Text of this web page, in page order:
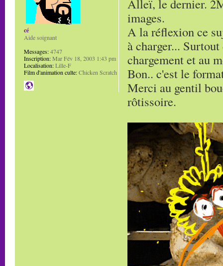
Alleï, le dernier.
images.
A la réflexion ce
à charger...
chargement et au
Bon.. c'est le
Merci au gentil
rôtissoire.
cé
Aide soignant
Messages:4747
Inscription:Mar Fév 18, 2003 1:43 pm
Localisation:Lille-F
Film d'animation culte:Chicken Scratch